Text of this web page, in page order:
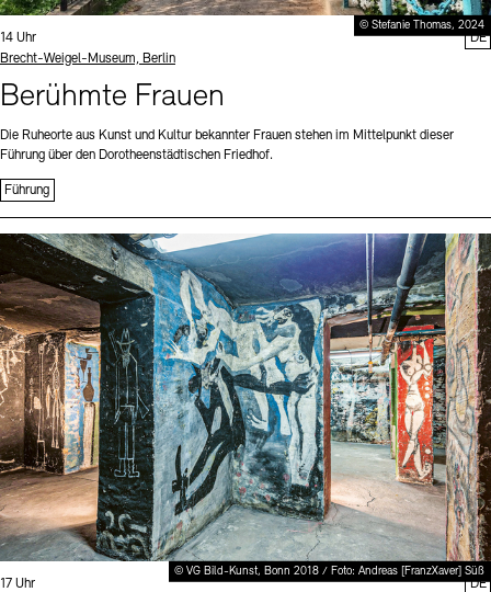
© Stefanie Thomas, 2024
Uhrzeit:
14 Uhr
Standort
Brecht-Weigel-Museum, Berlin
Berühmte Frauen
Die Ruheorte aus Kunst und Kultur bekannter Frauen stehen im Mittelpunkt dieser
Führung über den Dorotheenstädtischen Friedhof.
Führung
DE
© VG Bild-Kunst, Bonn 2018 / Foto: Andreas [FranzXaver] Süß
Uhrzeit:
17 Uhr
DE